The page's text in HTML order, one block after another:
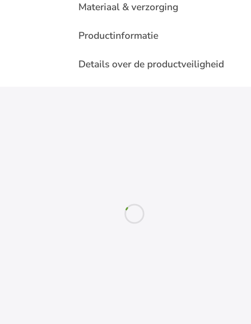
Materiaal & verzorging
Productinformatie
Details over de productveiligheid